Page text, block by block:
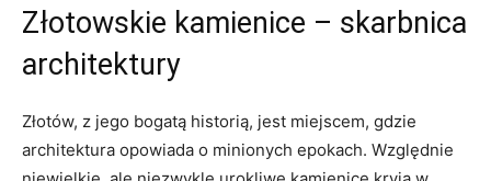
Złotowskie kamienice ⁣– ‍skarbnica
architektury
Złotów, z jego bogatą historią, jest miejscem, gdzie
architektura opowiada o minionych epokach. ⁤Względnie